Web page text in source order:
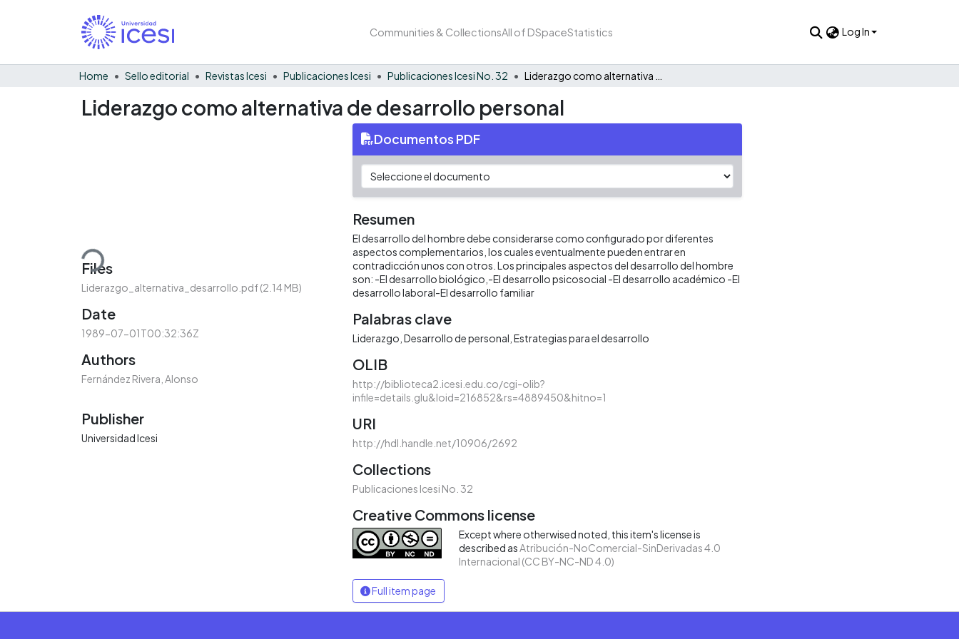
Communities & CollectionsAll of DSpaceStatistics Log In
Home Sello editorial Revistas Icesi Publicaciones Icesi Publicaciones Icesi No. 32
Liderazgo como alternativa de desarrollo personal
Loading...
Files
Liderazgo_alternativa_desarrollo.pdf(2.14 MB)
Date
1989-07-01T00:32:36Z
Authors
Fernández Rivera, Alonso
Publisher
Universidad Icesi
Documentos PDF
Resumen
El desarrollo del hombre debe considerarse como configurado por diferentes
aspectos complementarios, los cuales eventualmente pueden entrar en
contradicción unos con otros. Los principales aspectos del desarrollo del hombre
son: -El desarrollo biológico,-El desarrollo psicosocial -El desarrollo académico -El
desarrollo laboral-El desarrollo familiar
Palabras clave
Liderazgo Desarrollo de personal Estrategias para el desarrollo
OLIB
http://biblioteca2.icesi.edu.co/cgi-olib?
infile=details.glu&loid=216852&rs=4889450&hitno=1
URI
http://hdl.handle.net/10906/2692
Collections
Publicaciones Icesi No. 32
Creative Commons license
Except where otherwised noted, this item's license is
described as Atribución-NoComercial-SinDerivadas 4.0
Internacional (CC BY-NC-ND 4.0)
Full item page